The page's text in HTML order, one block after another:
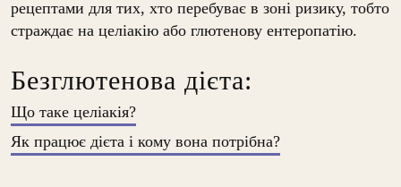
рецептами для тих, хто перебуває в зоні ризику, тобто
страждає на целіакію або глютенову ентеропатію.
Безглютенова дієта:
Що таке целіакія?
Як працює дієта і кому вона потрібна?